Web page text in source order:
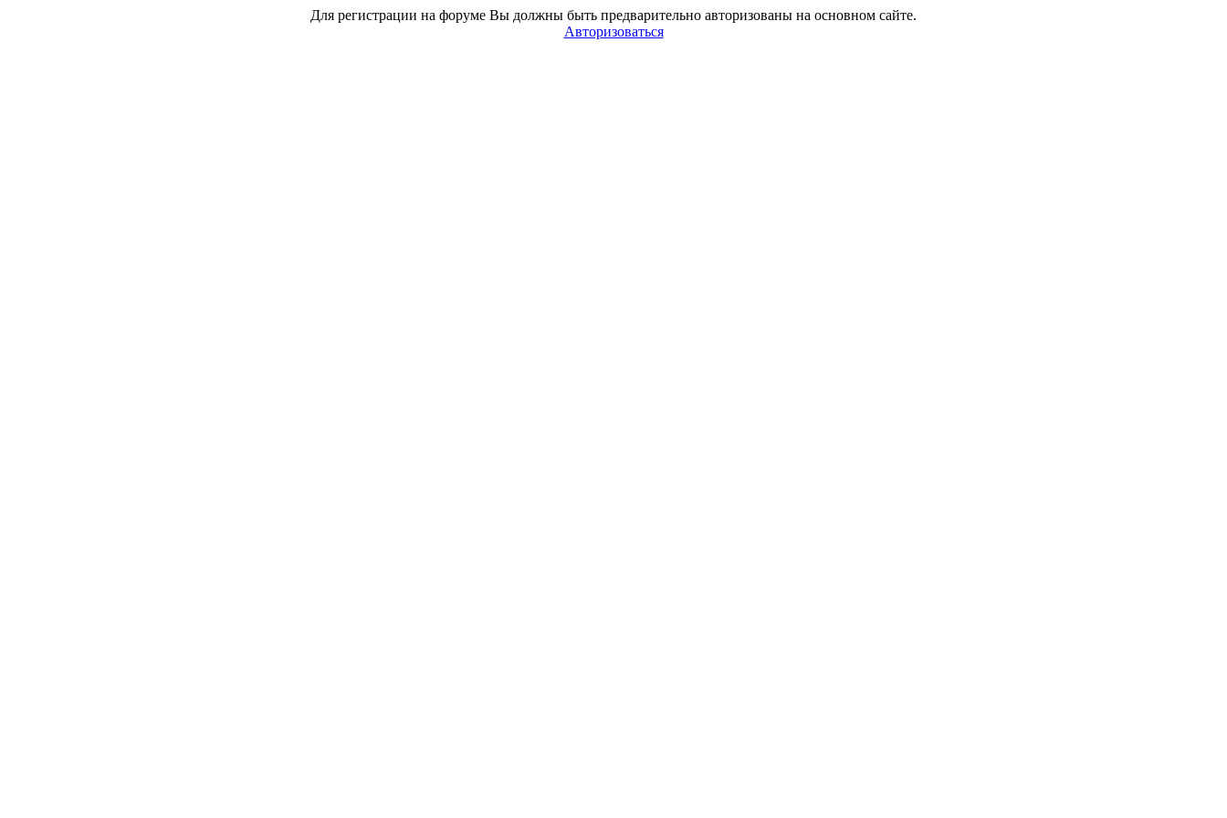
Для регистрации на форуме Вы должны быть предварительно авторизованы на основном сайте.
Авторизоваться